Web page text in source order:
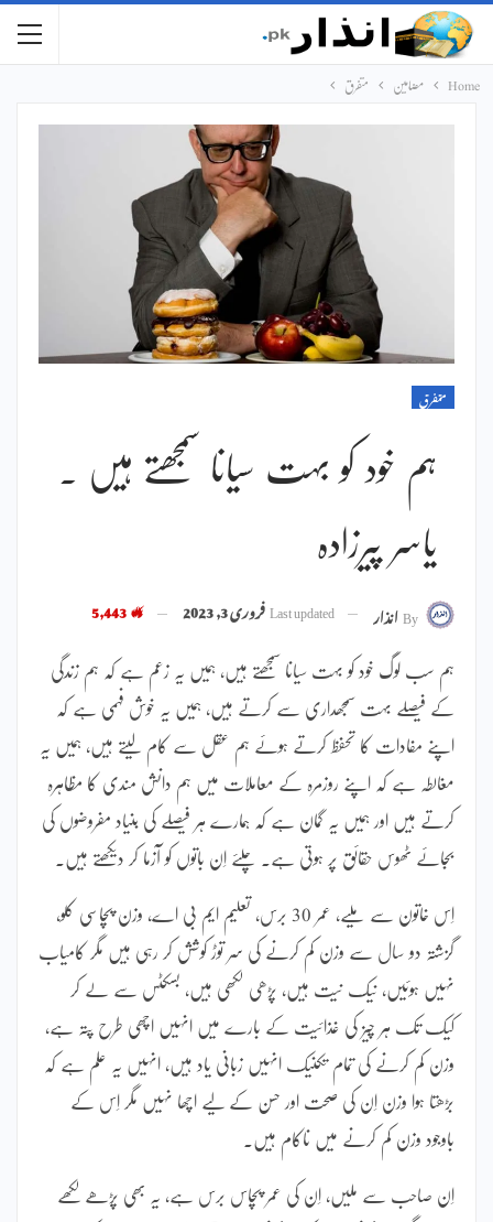
Home مضامین متفرق
متفرق
ہم خود کو بہت سیانا سمجھتے ہیں ۔
یاسر پیرزادہ
Byانذار Last updatedفروری 3, 2023
ہم سب لوگ خود کو بہت سیانا سمجھتے ہیں، ہمیں یہ زعم ہے کہ ہم زندگی
کے فیصلے بہت سمجھداری سے کرتے ہیں، ہمیں یہ خوش فہمی ہے کہ
اپنے مفادات کا تحفظ کرتے ہوئے ہم عقل سے کام لیتے ہیں، ہمیں یہ
مغالطہ ہے کہ اپنے روزمرہ کے معاملات میں ہم دانش مندی کا مظاہرہ
کرتے ہیں اور ہمیں یہ گمان ہے کہ ہمارے ہر فیصلے کی بنیاد مفروضوں کی
بجائے ٹھوس حقائق پر ہوتی ہے۔ چلئے اِن باتوں کو آزما کر دیکھتے ہیں۔
اِس خاتون سے ملیے، عمر 30 برس، تعلیم ایم بی اے، وزن پچاسی کلو،
گزشتہ دو سال سے وزن کم کرنے کی سر توڑ کوشش کر رہی ہیں مگر کامیاب
نہیں ہوئیں، نیک نیت ہیں، پڑھی لکھی ہیں، بسکٹس سے لے کر
کیک تک ہر چیز کی غذائیت کے بارے میں انہیں اچھی طرح پتہ ہے،
وزن کم کرنے کی تمام تکنیک انہیں زبانی یاد ہیں، انہیں یہ علم ہے کہ
بڑھتا ہوا وزن اِن کی صحت اور حسن کے لیے اچھا نہیں مگر اِس کے
باوجود وزن کم کرنے میں ناکام ہیں۔
اِن صاحب سے ملیں، اِن کی عمر پچاس برس ہے، یہ بھی پڑھے لکھے